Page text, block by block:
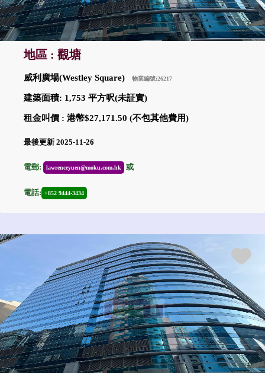
地區 : 觀塘
威利廣場(Westley Square) 物業編號:26217
建築面積: 1,753 平方呎(未証實)
租金叫價 : 港幣$27,171.50 (不包其他費用)
最後更新 2025-11-26
電郵: lawrenceyuen@moku.com.hk 或
電話: +852 9444-3434